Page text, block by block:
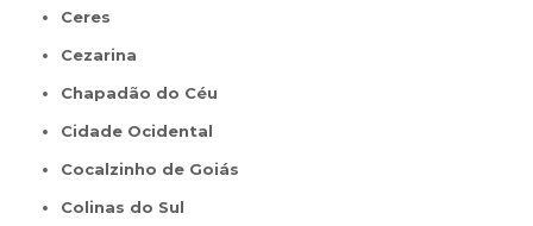
Ceres
Cezarina
Chapadão do Céu
Cidade Ocidental
Cocalzinho de Goiás
Colinas do Sul